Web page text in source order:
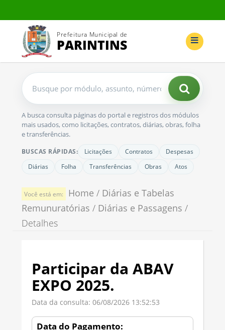
Prefeitura Municipal de
PARINTINS
Buscar
no
A busca consulta páginas do portal e registros dos módulos
mais usados, como licitações, contratos, diárias, obras, folha
e transferências.
BUSCAS RÁPIDAS: Licitações Contratos
Despesas
Diárias
Folha Transferências Obras Atos
Você está em: Home / Diárias e Tabelas
Remunuratórias / Diárias e Passagens /
Detalhes
Participar da ABAV
EXPO 2025.
Data da consulta: 06/08/2026 13:52:53
Data do Pagamento: